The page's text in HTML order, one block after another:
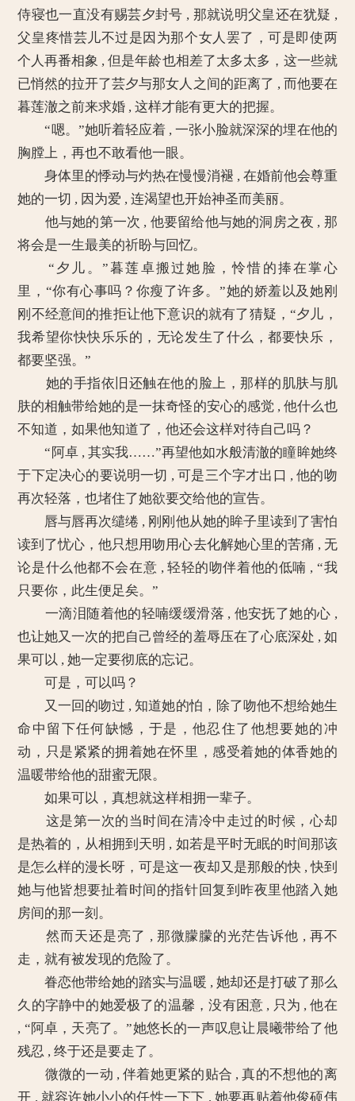
侍寝也一直没有赐芸夕封号 , 那就说明父皇还在犹疑 ,
父皇疼惜芸儿不过是因为那个女人罢了，可是即使两
个人再番相象 , 但是年龄也相差了太多太多，这一些就
已悄然的拉开了芸夕与那女人之间的距离了 , 而他要在
暮莲澈之前来求婚 , 这样才能有更大的把握。
“嗯。”她听着轻应着 , 一张小脸就深深的埋在他的
胸膛上，再也不敢看他一眼。
身体里的悸动与灼热在慢慢消褪 , 在婚前他会尊重
她的一切 , 因为爱 , 连渴望也开始神圣而美丽。
他与她的第一次 , 他要留给他与她的洞房之夜 , 那
将会是一生最美的祈盼与回忆。
“夕儿。”暮莲卓搬过她脸，怜惜的捧在掌心
里，“你有心事吗？你瘦了许多。”她的娇羞以及她刚
刚不经意间的推拒让他下意识的就有了猜疑，“夕儿，
我希望你快快乐乐的，无论发生了什么，都要快乐，
都要坚强。”
她的手指依旧还触在他的脸上，那样的肌肤与肌
肤的相触带给她的是一抹奇怪的安心的感觉 , 他什么也
不知道，如果他知道了，他还会这样对待自己吗？
“阿卓 , 其实我……”再望他如水般清澈的瞳眸她终
于下定决心的要说明一切 , 可是三个字才出口 , 他的吻
再次轻落，也堵住了她欲要交给他的宣告。
唇与唇再次缱绻 , 刚刚他从她的眸子里读到了害怕
读到了忧心，他只想用吻用心去化解她心里的苦痛 , 无
论是什么他都不会在意 , 轻轻的吻伴着他的低喃 , “我
只要你，此生便足矣。”
一滴泪随着他的轻喃缓缓滑落 , 他安抚了她的心 ,
也让她又一次的把自己曾经的羞辱压在了心底深处 , 如
果可以 , 她一定要彻底的忘记。
可是，可以吗？
又一回的吻过 , 知道她的怕，除了吻他不想给她生
命中留下任何缺憾，于是，他忍住了他想要她的冲
动，只是紧紧的拥着她在怀里，感受着她的体香她的
温暖带给他的甜蜜无限。
如果可以，真想就这样相拥一辈子。
这是第一次的当时间在清冷中走过的时候，心却
是热着的，从相拥到天明 , 如若是平时无眠的时间那该
是怎么样的漫长呀，可是这一夜却又是那般的快 , 快到
她与他皆想要扯着时间的指针回复到昨夜里他踏入她
房间的那一刻。
然而天还是亮了 , 那微朦朦的光茫告诉他 , 再不
走，就有被发现的危险了。
眷恋他带给她的踏实与温暖 , 她却还是打破了那么
久的字静中的她爱极了的温馨，没有困意 , 只为 , 他在
, “阿卓，天亮了。”她悠长的一声叹息让晨曦带给了他
残忍 , 终于还是要走了。
微微的一动 , 伴着她更紧的贴合 , 真的不想他的离
开 , 就容许她小小的任性一下下 , 她要再贴着他俊硕伟